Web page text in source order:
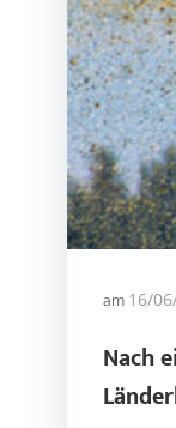
am 16/
Nach